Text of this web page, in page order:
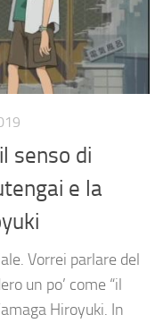
senso di
e la
Vorrei parlare del
un po’ come “il
Hiroyuki. In